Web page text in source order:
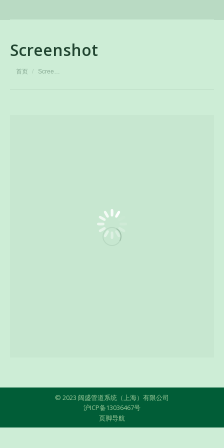
Screenshot
您在这里：
首页 Scree…
© 2023 阔盛管道系统（上海）有限公司
沪ICP备13036467号
页脚导航